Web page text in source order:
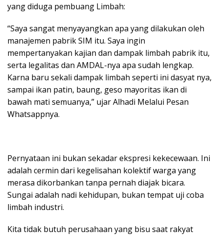
yang diduga pembuang Limbah:
“Saya sangat menyayangkan apa yang dilakukan oleh
manajemen pabrik SIM itu. Saya ingin
mempertanyakan kajian dan dampak limbah pabrik itu,
serta legalitas dan AMDAL-nya apa sudah lengkap.
Karna baru sekali dampak limbah seperti ini dasyat nya,
sampai ikan patin, baung, geso mayoritas ikan di
bawah mati semuanya,” ujar Alhadi Melalui Pesan
Whatsappnya.
Pernyataan ini bukan sekadar ekspresi kekecewaan. Ini
adalah cermin dari kegelisahan kolektif warga yang
merasa dikorbankan tanpa pernah diajak bicara.
Sungai adalah nadi kehidupan, bukan tempat uji coba
limbah industri.
Kita tidak butuh perusahaan yang bisu saat rakyat